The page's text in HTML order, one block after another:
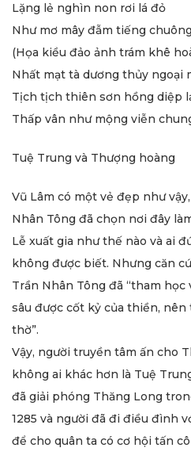
Lặng lẻ nghìn non rơi lá đỏ
Như mơ mây đẫm tiếng
(Họa kiều đảo ảnh trám khê
Nhất mạt tà dương thủy ngoại
Tịch tịch thiên sơn hồng diệp
Thấp vân như mộng viễn
Tuệ Trung và Thượng hoàng
Vũ Lâm có một vẻ đẹp như
Nhân Tông đã chọn nơi đây
Lễ xuất gia như thế nào và ai
không được biết. Nhưng căn
Trần Nhân Tông đã “tham học
sâu được cốt kỷ của thiền, nên
thờ”.
Vậy, người truyền tâm ấn cho
không ai khác hơn là Tuệ
đã giải phóng Thăng Long
1285 và người đã đi điều đình
để cho quân ta có cơ hội tấn